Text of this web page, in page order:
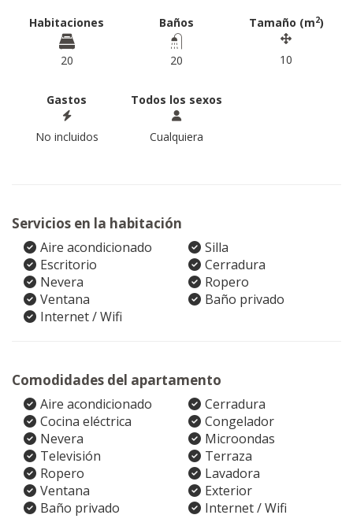
Habitaciones
20
Baños
20
Tamaño (m2)
10
Gastos
No incluidos
Todos los sexos
Cualquiera
Servicios en la habitación
Aire acondicionado
Silla
Escritorio
Cerradura
Nevera
Ropero
Ventana
Baño privado
Internet / Wifi
Comodidades del apartamento
Aire acondicionado
Cerradura
Cocina eléctrica
Congelador
Nevera
Microondas
Televisión
Terraza
Ropero
Lavadora
Ventana
Exterior
Baño privado
Internet / Wifi